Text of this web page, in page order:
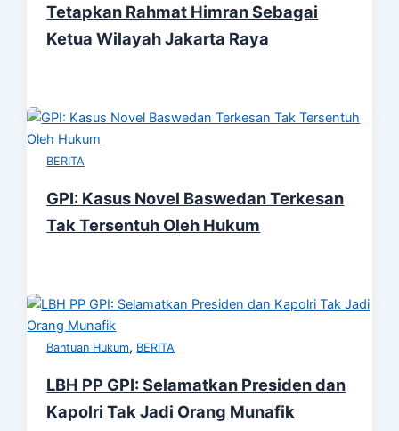
Tetapkan Rahmat Himran Sebagai
Ketua Wilayah Jakarta Raya
BERITA
GPI: Kasus Novel Baswedan Terkesan
Tak Tersentuh Oleh Hukum
Bantuan Hukum, BERITA
LBH PP GPI: Selamatkan Presiden dan
Kapolri Tak Jadi Orang Munafik